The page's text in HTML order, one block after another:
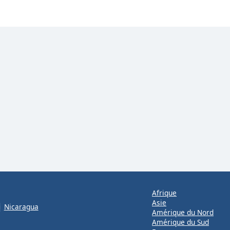
Nicaragua
Afrique
Asie
Amérique du Nord
Amérique du Sud